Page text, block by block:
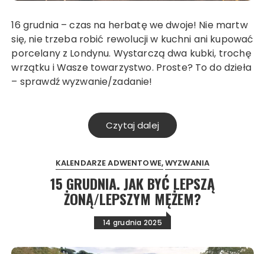
16 grudnia – czas na herbatę we dwoje! Nie martw
się, nie trzeba robić rewolucji w kuchni ani kupować
porcelany z Londynu. Wystarczą dwa kubki, trochę
wrzątku i Wasze towarzystwo. Proste? To do dzieła
– sprawdź wyzwanie/zadanie!
Czytaj dalej
KALENDARZE ADWENTOWE WYZWANIA
15 GRUDNIA. JAK BYĆ LEPSZĄ
ŻONĄ/LEPSZYM MĘŻEM?
14 grudnia 2025